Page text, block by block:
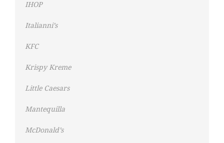
IHOP
Italianni’s
KFC
Krispy Kreme
Little Caesars
Mantequilla
McDonald’s